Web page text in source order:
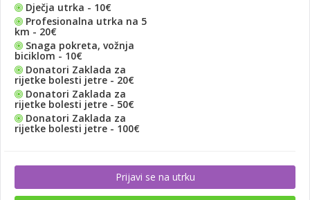
Dječja utrka - 10€
Profesionalna utrka na 5
km - 20€
Snaga pokreta, vožnja
biciklom - 10€
Donatori Zaklada za
rijetke bolesti jetre - 20€
Donatori Zaklada za
rijetke bolesti jetre - 50€
Donatori Zaklada za
rijetke bolesti jetre - 100€
Prijavi se na utrku